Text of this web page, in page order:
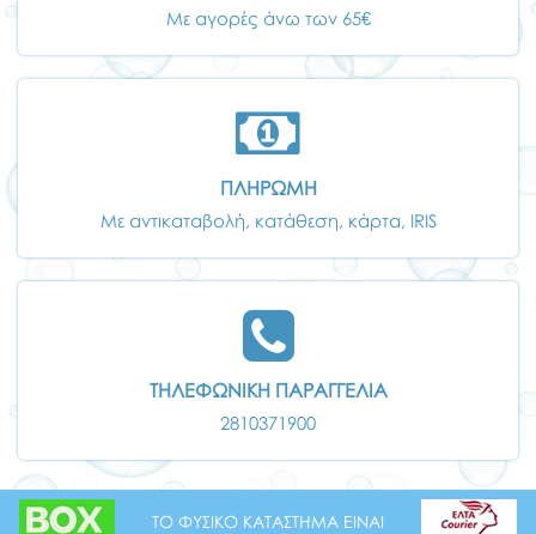
Με αγορές άνω των 65€
ΠΛΗΡΩΜΗ
Με αντικαταβολή, κατάθεση, κάρτα, IRIS
ΤΗΛΕΦΩΝΙΚΗ ΠΑΡΑΓΓΕΛΙΑ
2810371900
ΤΟ ΦΥΣΙΚΟ ΚΑΤΑΣΤΗΜΑ ΕΙΝΑΙ